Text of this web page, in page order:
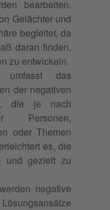
bearbeiten.
Gelächter und
begleitet, da
daran finden,
zu entwickeln.
das
der negativen
die je nach
Personen,
oder Themen
es, die
und gezielt zu
negative